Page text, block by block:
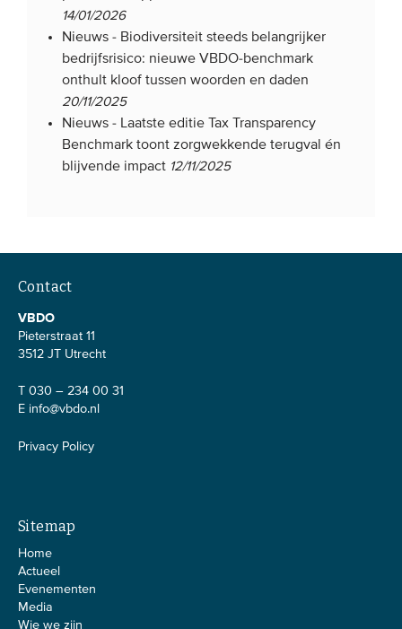
14/01/2026
Nieuws - Biodiversiteit steeds belangrijker
bedrijfsrisico: nieuwe VBDO-benchmark
onthult kloof tussen woorden en daden
20/11/2025
Nieuws - Laatste editie Tax Transparency
Benchmark toont zorgwekkende terugval én
blijvende impact 12/11/2025
Contact
VBDO
Pieterstraat 11
3512 JT Utrecht
T 030 – 234 00 31
E info@vbdo.nl
Privacy Policy
Sitemap
Home
Actueel
Evenementen
Media
Wie we zijn